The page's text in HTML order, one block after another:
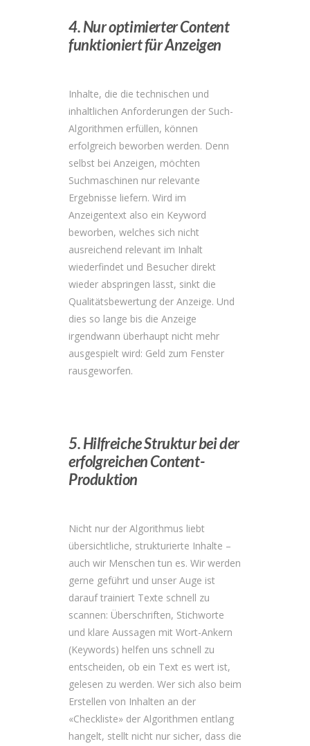
4. Nur optimierter Content
funktioniert für Anzeigen
Inhalte, die die technischen und
inhaltlichen Anforderungen der Such-
Algorithmen erfüllen, können
erfolgreich beworben werden. Denn
selbst bei Anzeigen, möchten
Suchmaschinen nur relevante
Ergebnisse liefern. Wird im
Anzeigentext also ein Keyword
beworben, welches sich nicht
ausreichend relevant im Inhalt
wiederfindet und Besucher direkt
wieder abspringen lässt, sinkt die
Qualitätsbewertung der Anzeige. Und
dies so lange bis die Anzeige
irgendwann überhaupt nicht mehr
ausgespielt wird: Geld zum Fenster
rausgeworfen.
5. Hilfreiche Struktur bei der
erfolgreichen Content-
Produktion
Nicht nur der Algorithmus liebt
übersichtliche, strukturierte Inhalte –
auch wir Menschen tun es. Wir werden
gerne geführt und unser Auge ist
darauf trainiert Texte schnell zu
scannen: Überschriften, Stichworte
und klare Aussagen mit Wort-Ankern
(Keywords) helfen uns schnell zu
entscheiden, ob ein Text es wert ist,
gelesen zu werden. Wer sich also beim
Erstellen von Inhalten an der
«Checkliste» der Algorithmen entlang
hangelt, stellt nicht nur sicher, dass die